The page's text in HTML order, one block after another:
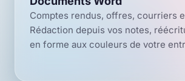
Comptes rendus, offres, courriers
Rédaction depuis vos notes,
en forme aux couleurs de votre